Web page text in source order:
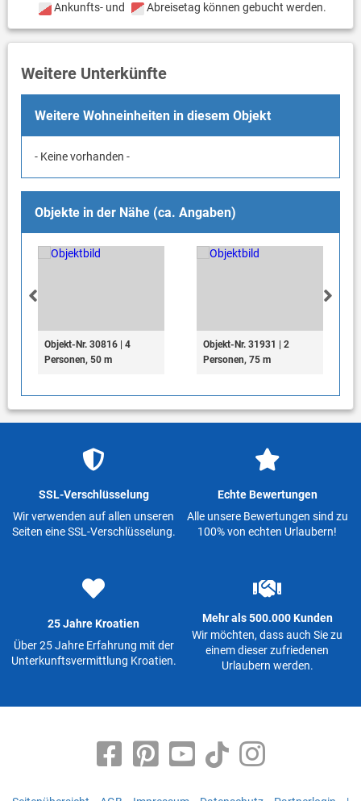
Ankunfts- und
Abreisetag können gebucht werden.
Weitere Unterkünfte
Weitere Wohneinheiten in diesem Objekt
- Keine vorhanden -
Objekte in der Nähe (ca. Angaben)
Objekt-Nr. 30816 | 4
Personen, 50 m
Objekt-Nr. 31931 | 2
Personen, 75 m
SSL-Verschlüsselung
Wir verwenden auf allen unseren
Seiten eine SSL-Verschlüsselung.
Echte Bewertungen
Alle unsere Bewertungen sind zu
100% von echten Urlaubern!
25 Jahre Kroatien
Über 25 Jahre Erfahrung mit der
Unterkunftsvermittlung Kroatien.
Mehr als 500.000 Kunden
Wir möchten, dass auch Sie zu
einem dieser zufriedenen
Urlaubern werden.